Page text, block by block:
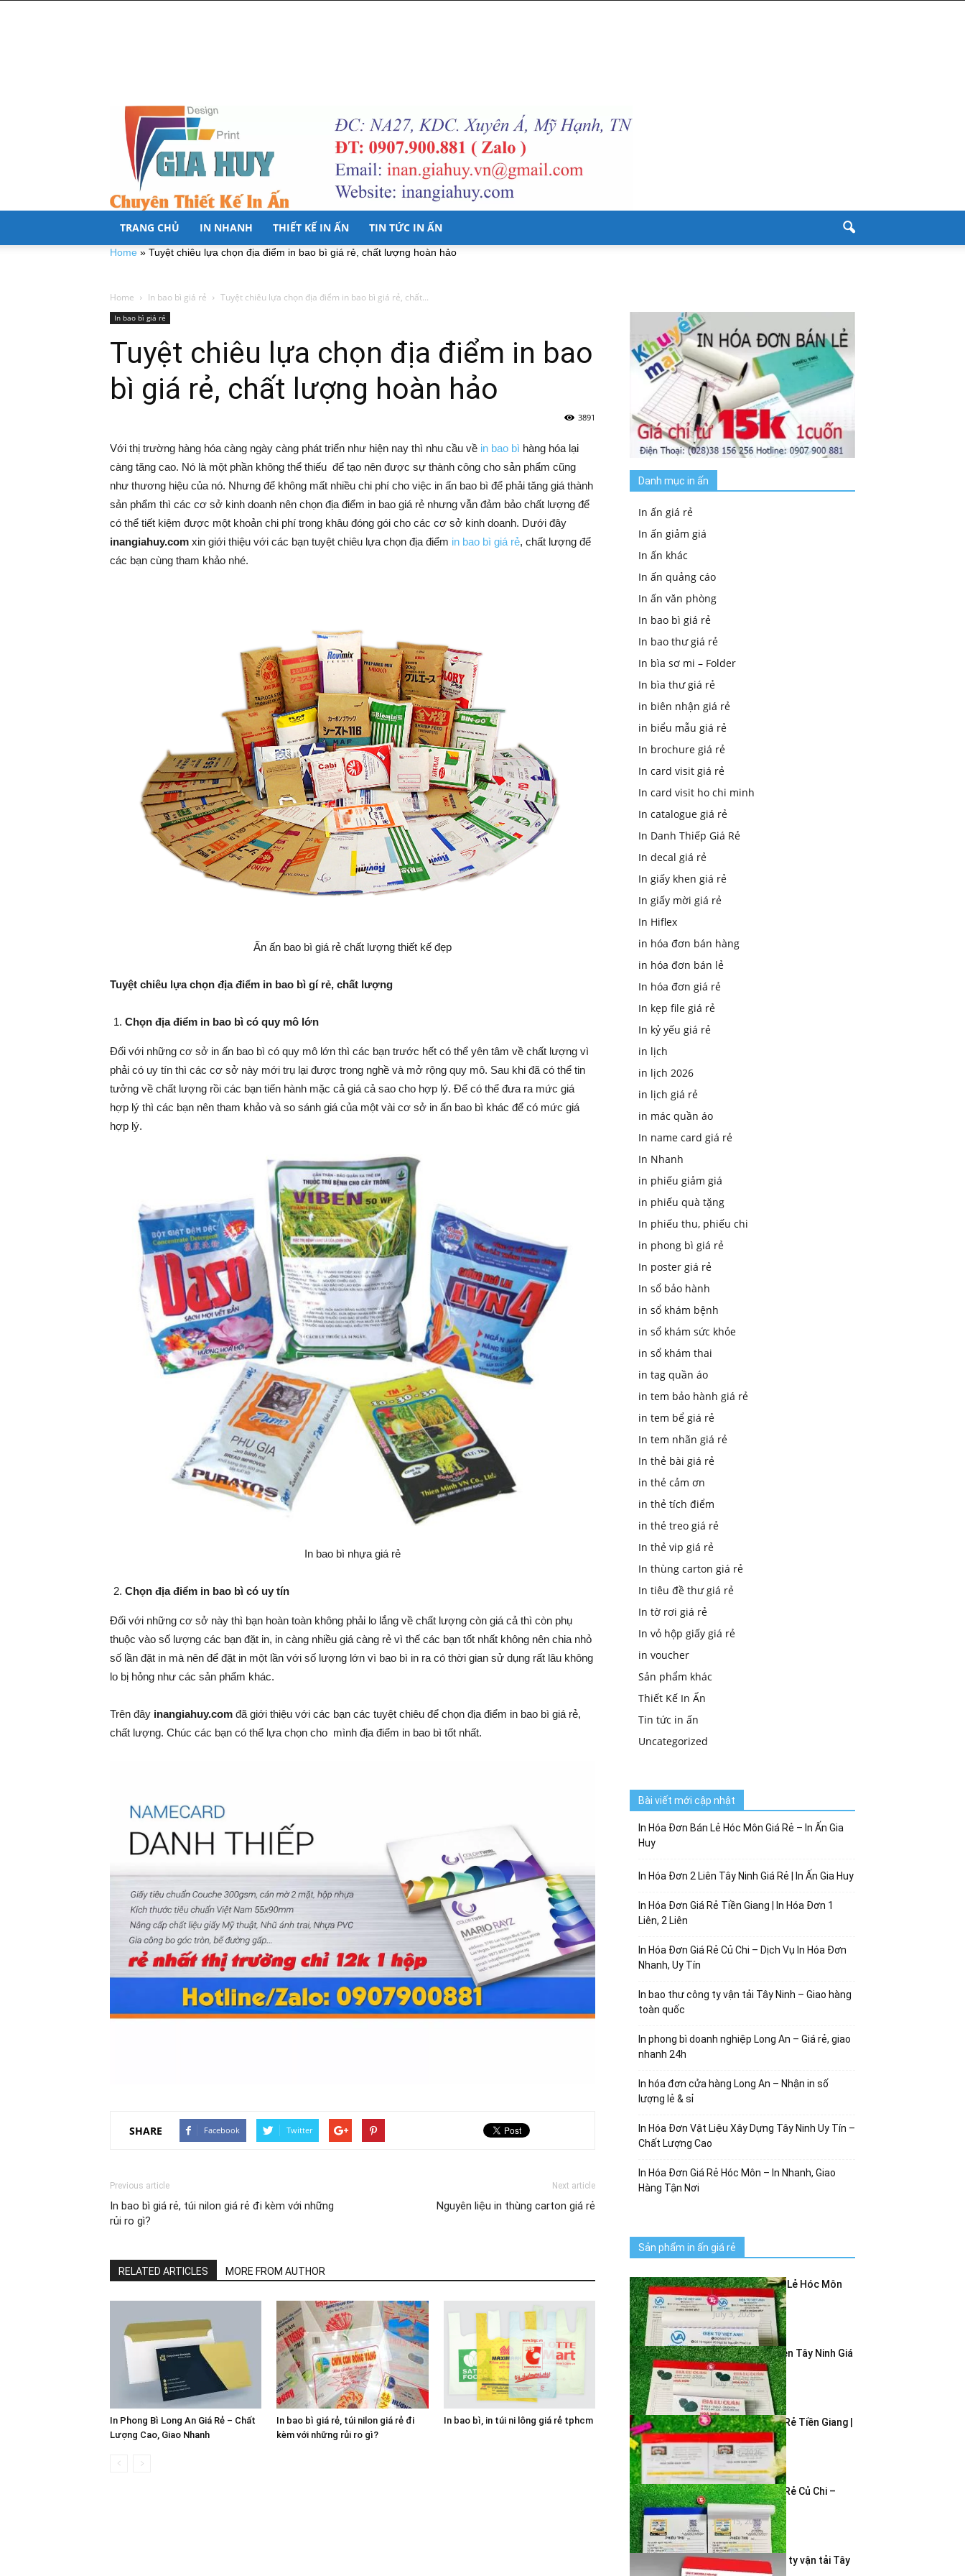
TRANG CHỦ IN NHANH THIẾT KẾ IN ẤN TIN TỨC IN ẤN
Home » Tuyệt chiêu lựa chọn địa điểm in bao bì giá rẻ, chất lượng hoàn hảo
Home In bao bì giá rẻ Tuyệt chiêu lựa chọn địa điểm in bao bì giá rẻ, chất...
In bao bì giá rẻ
Tuyệt chiêu lựa chọn địa điểm in bao
bì giá rẻ, chất lượng hoàn hảo
3891
Với thị trường hàng hóa càng ngày càng phát triển như hiện nay thì nhu cầu về in bao bì hàng hóa lại
càng tăng cao. Nó là một phần không thể thiếu để tạo nên được sự thành công cho sản phẩm cũng
như thương hiệu của nó. Nhưng để không mất nhiều chi phí cho việc in ấn bao bì để phải tăng giá thành
sản phẩm thì các cơ sở kinh doanh nên chọn địa điểm in bao giá rẻ nhưng vẫn đảm bảo chất lượng để
có thể tiết kiệm được một khoản chi phí trong khâu đóng gói cho các cơ sở kinh doanh. Dưới đây
inangiahuy.com xin giới thiệu với các bạn tuyệt chiêu lựa chọn địa điểm in bao bì giá rẻ, chất lượng để
các bạn cùng tham khảo nhé.
Ấn ấn bao bì giá rẻ chất lượng thiết kế đẹp
Tuyệt chiêu lựa chọn địa điểm in bao bì gí rẻ, chất lượng
Chọn địa điểm in bao bì có quy mô lớn
Đối với những cơ sở in ấn bao bì có quy mô lớn thì các bạn trước hết có thể yên tâm về chất lượng vì
phải có uy tín thì các cơ sở này mới trụ lại được trong nghề và mở rộng quy mô. Sau khi đã có thể tin
tưởng về chất lượng rồi các bạn tiến hành mặc cả giá cả sao cho hợp lý. Để có thể đưa ra mức giá
hợp lý thì các bạn nên tham khảo và so sánh giá của một vài cơ sở in ấn bao bì khác để có mức giá
hợp lý.
In bao bì nhựa giá rẻ
Chọn địa điểm in bao bì có uy tín
Đối với những cơ sở này thì bạn hoàn toàn không phải lo lắng về chất lượng còn giá cả thì còn phụ
thuộc vào số lượng các bạn đặt in, in càng nhiều giá càng rẻ vì thế các bạn tốt nhất không nên chia nhỏ
số lần đặt in mà nên để đặt in một lần với số lượng lớn vì bao bì in ra có thời gian sử dụng rất lâu không
lo bị hỏng như các sản phẩm khác.
Trên đây inangiahuy.com đã giới thiệu với các bạn các tuyệt chiêu để chọn địa điểm in bao bì giá rẻ,
chất lượng. Chúc các bạn có thể lựa chọn cho mình địa điểm in bao bì tốt nhất.
SHARE Facebook Twitter
Previous article
In bao bì giá rẻ, túi nilon giá rẻ đi kèm với những
rủi ro gì?
Next article
Nguyên liệu in thùng carton giá rẻ
RELATED ARTICLES MORE FROM AUTHOR
In Phong Bì Long An Giá Rẻ – Chất
Lượng Cao, Giao Nhanh
In bao bì giá rẻ, túi nilon giá rẻ đi
kèm với những rủi ro gì?
In bao bì, in túi ni lông giá rẻ tphcm
Danh mục in ấn
In ấn giá rẻ
In ấn giảm giá
In ấn khác
In ấn quảng cáo
In ấn văn phòng
In bao bì giá rẻ
In bao thư giá rẻ
In bìa sơ mi – Folder
In bìa thư giá rẻ
in biên nhận giá rẻ
in biểu mẫu giá rẻ
In brochure giá rẻ
In card visit giá rẻ
In card visit ho chi minh
In catalogue giá rẻ
In Danh Thiếp Giá Rẻ
In decal giá rẻ
In giấy khen giá rẻ
In giấy mời giá rẻ
In Hiflex
in hóa đơn bán hàng
in hóa đơn bán lẻ
In hóa đơn giá rẻ
In kẹp file giá rẻ
In kỷ yếu giá rẻ
in lịch
in lịch 2026
in lịch giá rẻ
in mác quần áo
In name card giá rẻ
In Nhanh
in phiếu giảm giá
in phiếu quà tặng
In phiếu thu, phiếu chi
in phong bì giá rẻ
In poster giá rẻ
In sổ bảo hành
in sổ khám bệnh
in sổ khám sức khỏe
in sổ khám thai
in tag quần áo
in tem bảo hành giá rẻ
in tem bể giá rẻ
In tem nhãn giá rẻ
In thẻ bài giá rẻ
in thẻ cảm ơn
in thẻ tích điểm
in thẻ treo giá rẻ
In thẻ vip giá rẻ
In thùng carton giá rẻ
In tiêu đề thư giá rẻ
In tờ rơi giá rẻ
In vỏ hộp giấy giá rẻ
in voucher
Sản phẩm khác
Thiết Kế In Ấn
Tin tức in ấn
Uncategorized
Bài viết mới cập nhật
In Hóa Đơn Bán Lẻ Hóc Môn Giá Rẻ – In Ấn Gia
Huy
In Hóa Đơn 2 Liên Tây Ninh Giá Rẻ | In Ấn Gia Huy
In Hóa Đơn Giá Rẻ Tiền Giang | In Hóa Đơn 1
Liên, 2 Liên
In Hóa Đơn Giá Rẻ Củ Chi – Dịch Vụ In Hóa Đơn
Nhanh, Uy Tín
In bao thư công ty vận tải Tây Ninh – Giao hàng
toàn quốc
In phong bì doanh nghiệp Long An – Giá rẻ, giao
nhanh 24h
In hóa đơn cửa hàng Long An – Nhận in số
lượng lẻ & sỉ
In Hóa Đơn Vật Liệu Xây Dựng Tây Ninh Uy Tín –
Chất Lượng Cao
In Hóa Đơn Giá Rẻ Hóc Môn – In Nhanh, Giao
Hàng Tận Nơi
Sản phẩm in ấn giá rẻ
In Hóa Đơn Bán Lẻ Hóc Môn
Giá Rẻ – In...
July 3, 2026
In Hóa Đơn 2 Liên Tây Ninh Giá
Rẻ | In...
July 3, 2026
In Hóa Đơn Giá Rẻ Tiền Giang |
In Hóa Đơn...
June 19, 2026
In Hóa Đơn Giá Rẻ Củ Chi –
Dịch Vụ In...
June 15, 2026
In bao thư công ty vận tải Tây